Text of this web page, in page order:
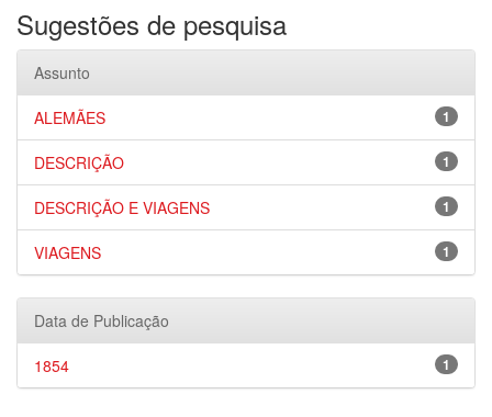
Sugestões de pesquisa
Assunto
1
ALEMÃES
1
DESCRIÇÃO
1
DESCRIÇÃO E VIAGENS
1
VIAGENS
Data de Publicação
1
1854